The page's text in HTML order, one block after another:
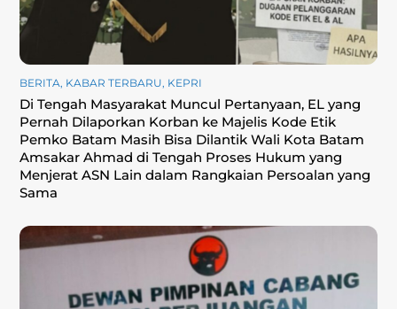
BERITA, KABAR TERBARU, KEPRI
Di Tengah Masyarakat Muncul Pertanyaan, EL yang
Pernah Dilaporkan Korban ke Majelis Kode Etik
Pemko Batam Masih Bisa Dilantik Wali Kota Batam
Amsakar Ahmad di Tengah Proses Hukum yang
Menjerat ASN Lain dalam Rangkaian Persoalan yang
Sama